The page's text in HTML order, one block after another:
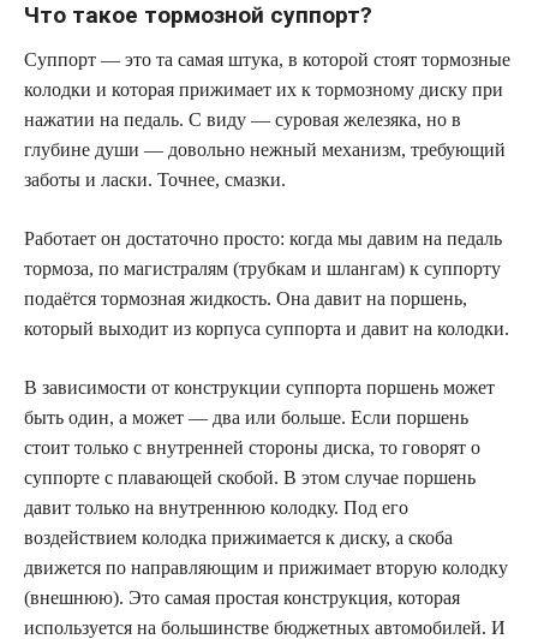
Что такое тормозной суппорт?
Суппорт — это та самая штука, в которой стоят тормозные
колодки и которая прижимает их к тормозному диску при
нажатии на педаль. С виду — суровая железяка, но в
глубине души — довольно нежный механизм, требующий
заботы и ласки. Точнее, смазки.
Работает он достаточно просто: когда мы давим на педаль
тормоза, по магистралям (трубкам и шлангам) к суппорту
подаётся тормозная жидкость. Она давит на поршень,
который выходит из корпуса суппорта и давит на колодки.
В зависимости от конструкции суппорта поршень может
быть один, а может — два или больше. Если поршень
стоит только с внутренней стороны диска, то говорят о
суппорте с плавающей скобой. В этом случае поршень
давит только на внутреннюю колодку. Под его
воздействием колодка прижимается к диску, а скоба
движется по направляющим и прижимает вторую колодку
(внешнюю). Это самая простая конструкция, которая
используется на большинстве бюджетных автомобилей. И